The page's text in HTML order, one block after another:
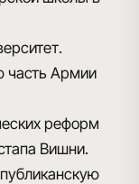
часть Армии
реформ
Вишни.